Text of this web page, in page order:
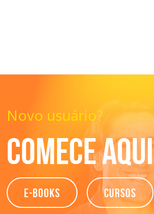
Novo usuário?
Comece aqui
e-books Cursos